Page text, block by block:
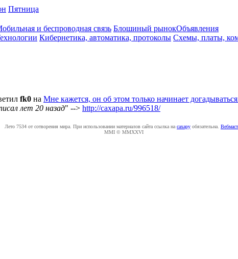
Пятница
и беспроводная связь Блошиный рынокОбъявления
Кибернетика, автоматика, протоколы Схемы, платы,
fk0 на Мне кажется, он об этом только начинает
лет 20 назад" --> http://caxapa.ru/996518/
Лето 7534 от сотворения мира. При использовании материалов сайта ссылка на caxapу обязательна.
MMI © MMXXVI